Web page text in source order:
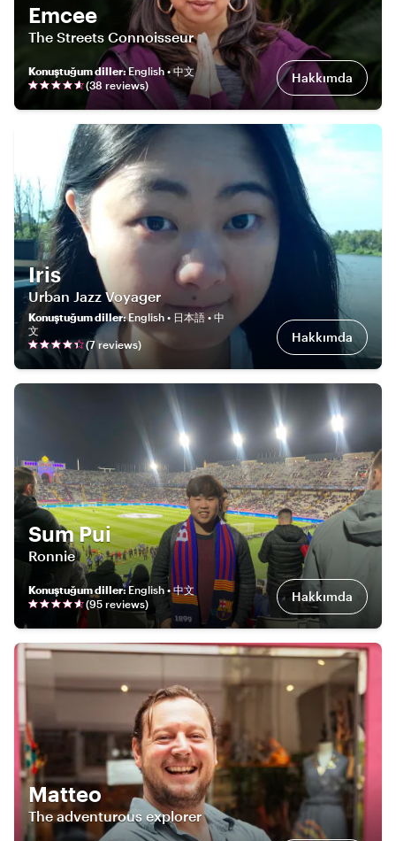
Emcee
The Streets Connoisseur
Konuştuğum diller:English • 中文
(38 reviews) Hakkımda
Iris
Urban Jazz Voyager
Konuştuğum diller:English • 日本語 • 中
文
(7reviews) Hakkımda
Sum Pui
Ronnie
Konuştuğum diller:English • 中文
(95 reviews) Hakkımda
Matteo
The adventurous explorer